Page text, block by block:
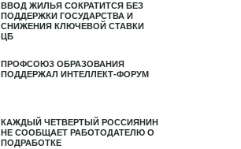
ВВОД ЖИЛЬЯ СОКРАТИТСЯ БЕЗ
ПОДДЕРЖКИ ГОСУДАРСТВА И
СНИЖЕНИЯ КЛЮЧЕВОЙ СТАВКИ
ЦБ
ПРОФСОЮЗ ОБРАЗОВАНИЯ
ПОДДЕРЖАЛ ИНТЕЛЛЕКТ-ФОРУМ
КАЖДЫЙ ЧЕТВЕРТЫЙ РОССИЯНИН
НЕ СООБЩАЕТ РАБОТОДАТЕЛЮ О
ПОДРАБОТКЕ